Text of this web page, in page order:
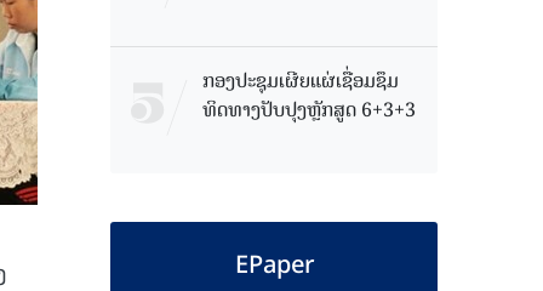
ກອງປະຊຸມເຜີຍແຜ່ເຊື່ອມຊຶມ
ທິດທາງປັບປຸງຫຼັກສູດ 6+3+3
EPaper